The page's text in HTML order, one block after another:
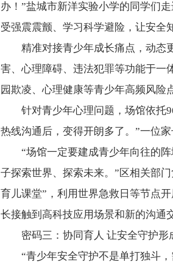
办！”盐城市新洋实验小学的同学们
受强震震颤、学习科学避险，让安全
精准对接青少年成长痛点，动态
害、心理障碍、违法犯罪等功能于一
园欺凌、心理健康等青少年高频风险
针对青少年心理问题，场馆依托
热线沟通后，变得开朗多了。”一位
“场馆一定要建成青少年向往的
子探索世界、探索未来。”区相关部
育儿课堂”，利用世界急救日等节点
长接触到高科技应用场景和新的沟通
密码三：协同育人 让安全守护形
“青少年安全守护不是单打独斗